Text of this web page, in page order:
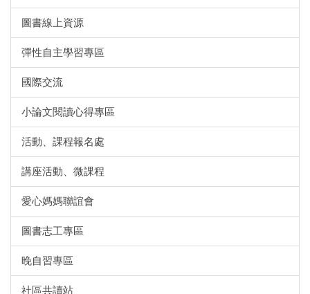
圖書線上資源
彈性自主學習專區
國際交流
小論文閱讀心得專區
活動、課程報名處
講座活動、微課程
愛心媽媽聯誼會
圖書志工專區
晚自習專區
社區共讀站